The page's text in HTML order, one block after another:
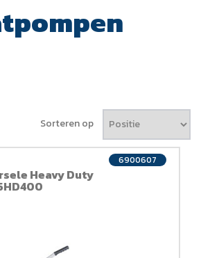
Sorteren op
Heavy Duty
6900607